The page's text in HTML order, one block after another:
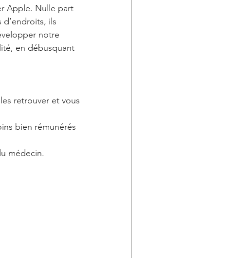
Apple. Nulle part
ils
notre
en débusquant
retrouver et vous
bien rémunérés
médecin.